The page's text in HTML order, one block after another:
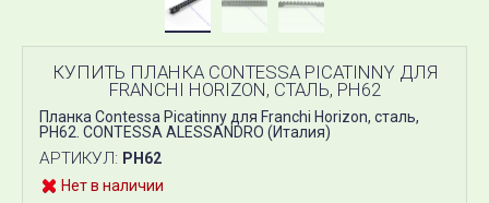
КУПИТЬ ПЛАНКА CONTESSA PICATINNY ДЛЯ
FRANCHI HORIZON, СТАЛЬ, PH62
Планка Contessa Picatinny для Franchi Horizon​, сталь,
PH62. CONTESSA ALESSANDRO (Италия)
АРТИКУЛ: PH62
Нет в наличии